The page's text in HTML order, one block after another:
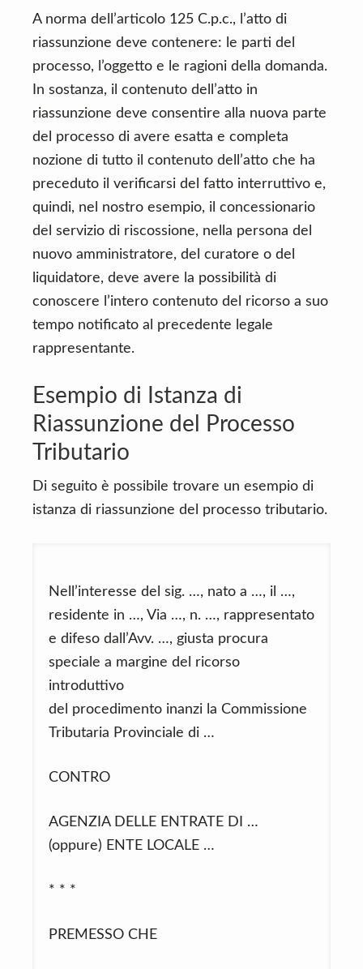
A norma dell’articolo 125 C.p.c., l’atto di
riassunzione deve contenere: le parti del
processo, l’oggetto e le ragioni della domanda.
In sostanza, il contenuto dell’atto in
riassunzione deve consentire alla nuova parte
del processo di avere esatta e completa
nozione di tutto il contenuto dell’atto che ha
preceduto il verificarsi del fatto interruttivo e,
quindi, nel nostro esempio, il concessionario
del servizio di riscossione, nella persona del
nuovo amministratore, del curatore o del
liquidatore, deve avere la possibilità di
conoscere l’intero contenuto del ricorso a suo
tempo notificato al precedente legale
rappresentante.
Esempio di Istanza di
Riassunzione del Processo
Tributario
Di seguito è possibile trovare un esempio di
istanza di riassunzione del processo tributario.
Nell’interesse del sig. …, nato a …, il …,
residente in …, Via …, n. …, rappresentato
e difeso dall’Avv. …, giusta procura
speciale a margine del ricorso
introduttivo
del procedimento inanzi la Commissione
Tributaria Provinciale di …
CONTRO
AGENZIA DELLE ENTRATE DI …
(oppure) ENTE LOCALE …
* * *
PREMESSO CHE